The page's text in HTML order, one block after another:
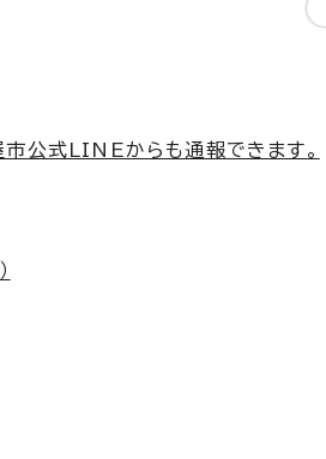
公式LINEからも通報できます。